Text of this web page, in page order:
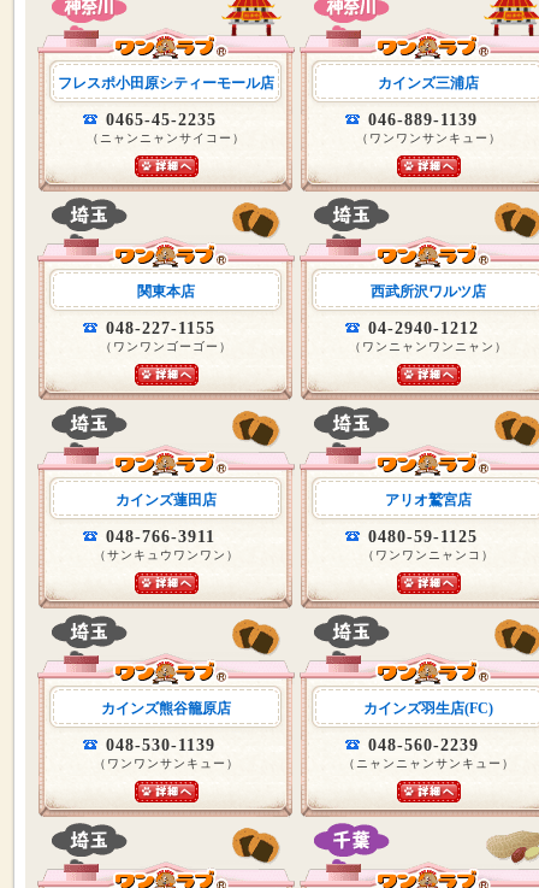
フレスポ小田原シティーモール店
0465-45-2235
（ニャンニャンサイコー）
カインズ三浦店
046-889-1139
（ワンワンサンキュー）
関東本店
048-227-1155
（ワンワンゴーゴー）
西武所沢ワルツ店
04-2940-1212
（ワンニャンワンニャン）
カインズ蓮田店
048-766-3911
（サンキュウワンワン）
アリオ鷲宮店
0480-59-1125
（ワンワンニャンコ）
カインズ熊谷籠原店
048-530-1139
（ワンワンサンキュー）
カインズ羽生店(FC)
048-560-2239
（ニャンニャンサンキュー）